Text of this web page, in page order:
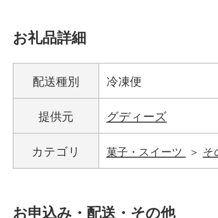
お礼品詳細
配送種別 冷凍便
提供元 グディーズ
カテゴリ 菓子・スイーツ そ
お申込み・配送・その他